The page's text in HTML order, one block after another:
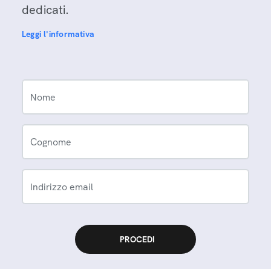
dedicati.
Leggi l'informativa
Nome
Cognome
Indirizzo email